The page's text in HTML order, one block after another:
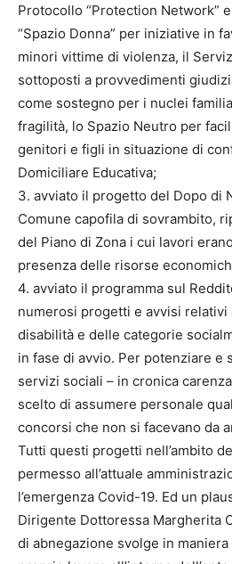
Protocollo “Protection Network”
“Spazio Donna” per iniziative in
minori vittime di violenza, il
sottoposti a provvedimenti
come sostegno per i nuclei
fragilità, lo Spazio Neutro per
genitori e figli in situazione di
Domiciliare Educativa;
3. avviato il progetto del Dopo di
Comune capofila di sovrambito,
del Piano di Zona i cui lavori
presenza delle risorse
4. avviato il programma sul
numerosi progetti e avvisi relativi
disabilità e delle categorie
in fase di avvio. Per potenziare e
servizi sociali – in cronica
scelto di assumere personale
concorsi che non si facevano da
Tutti questi progetti nell’ambito
permesso all’attuale
l’emergenza Covid-19. Ed un
Dirigente Dottoressa Margherita
di abnegazione svolge in